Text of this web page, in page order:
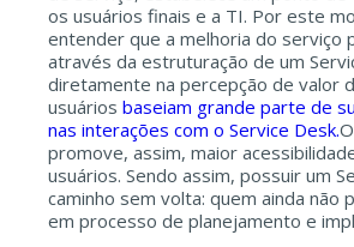
os usuários finais e a TI. Por este
entender que a melhoria do serviço
através da estruturação de um
diretamente na percepção de valor
usuários baseiam grande parte de
nas interações com o Service Desk.
promove, assim, maior
usuários. Sendo assim, possuir um
caminho sem volta: quem ainda não
em processo de planejamento e